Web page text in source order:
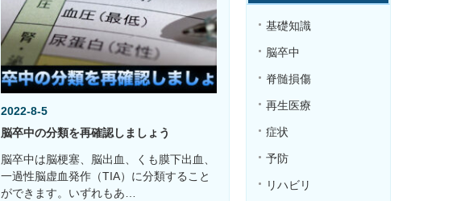
2022-8-5
脳卒中の分類を再確認しましょう
脳卒中は脳梗塞、脳出血、くも膜下出血、
一過性脳虚血発作（TIA）に分類すること
ができます。いずれもあ…
基礎知識
脳卒中
脊髄損傷
再生医療
症状
予防
リハビリ